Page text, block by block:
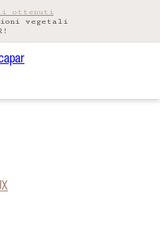
ottenuti
vegetali